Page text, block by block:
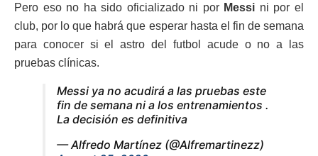
Pero eso no ha sido oficializado ni por Messi ni por el
club, por lo que habrá que esperar hasta el fin de semana
para conocer si el astro del futbol acude o no a las
pruebas clínicas.
Messi ya no acudirá a las pruebas este
fin de semana ni a los entrenamientos .
La decisión es definitiva
— Alfredo Martínez (@Alfremartinezz)